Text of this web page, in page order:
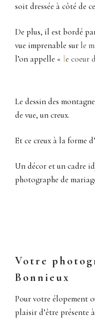
soit dressée à côté de
De plus, il est bordé
vue imprenable sur le
l’on appelle « le coeur
Le dessin des
de vue, un creux.
Et ce creux à la forme
Un décor et un cadre
photographe de
Votre
Bonnieux
Pour votre élopement
plaisir d’être présente